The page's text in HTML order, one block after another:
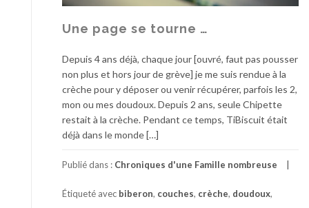
]
u
Une page se tourne …
Depuis 4 ans déjà, chaque jour [ouvré, faut pas pousser
non plus et hors jour de grève] je me suis rendue à la
crèche pour y déposer ou venir récupérer, parfois les 2,
mon ou mes doudoux. Depuis 2 ans, seule Chipette
restait à la crèche. Pendant ce temps, TiBiscuit était
déjà dans le monde […]
Publié dans : Chroniques d'une Famille nombreuse
Étiqueté avec biberon, couches, crèche, doudoux,